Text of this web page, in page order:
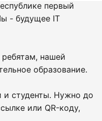
первый
- будущее IT
нашей
образование.
и студенты. Нужно до
или QR-коду,